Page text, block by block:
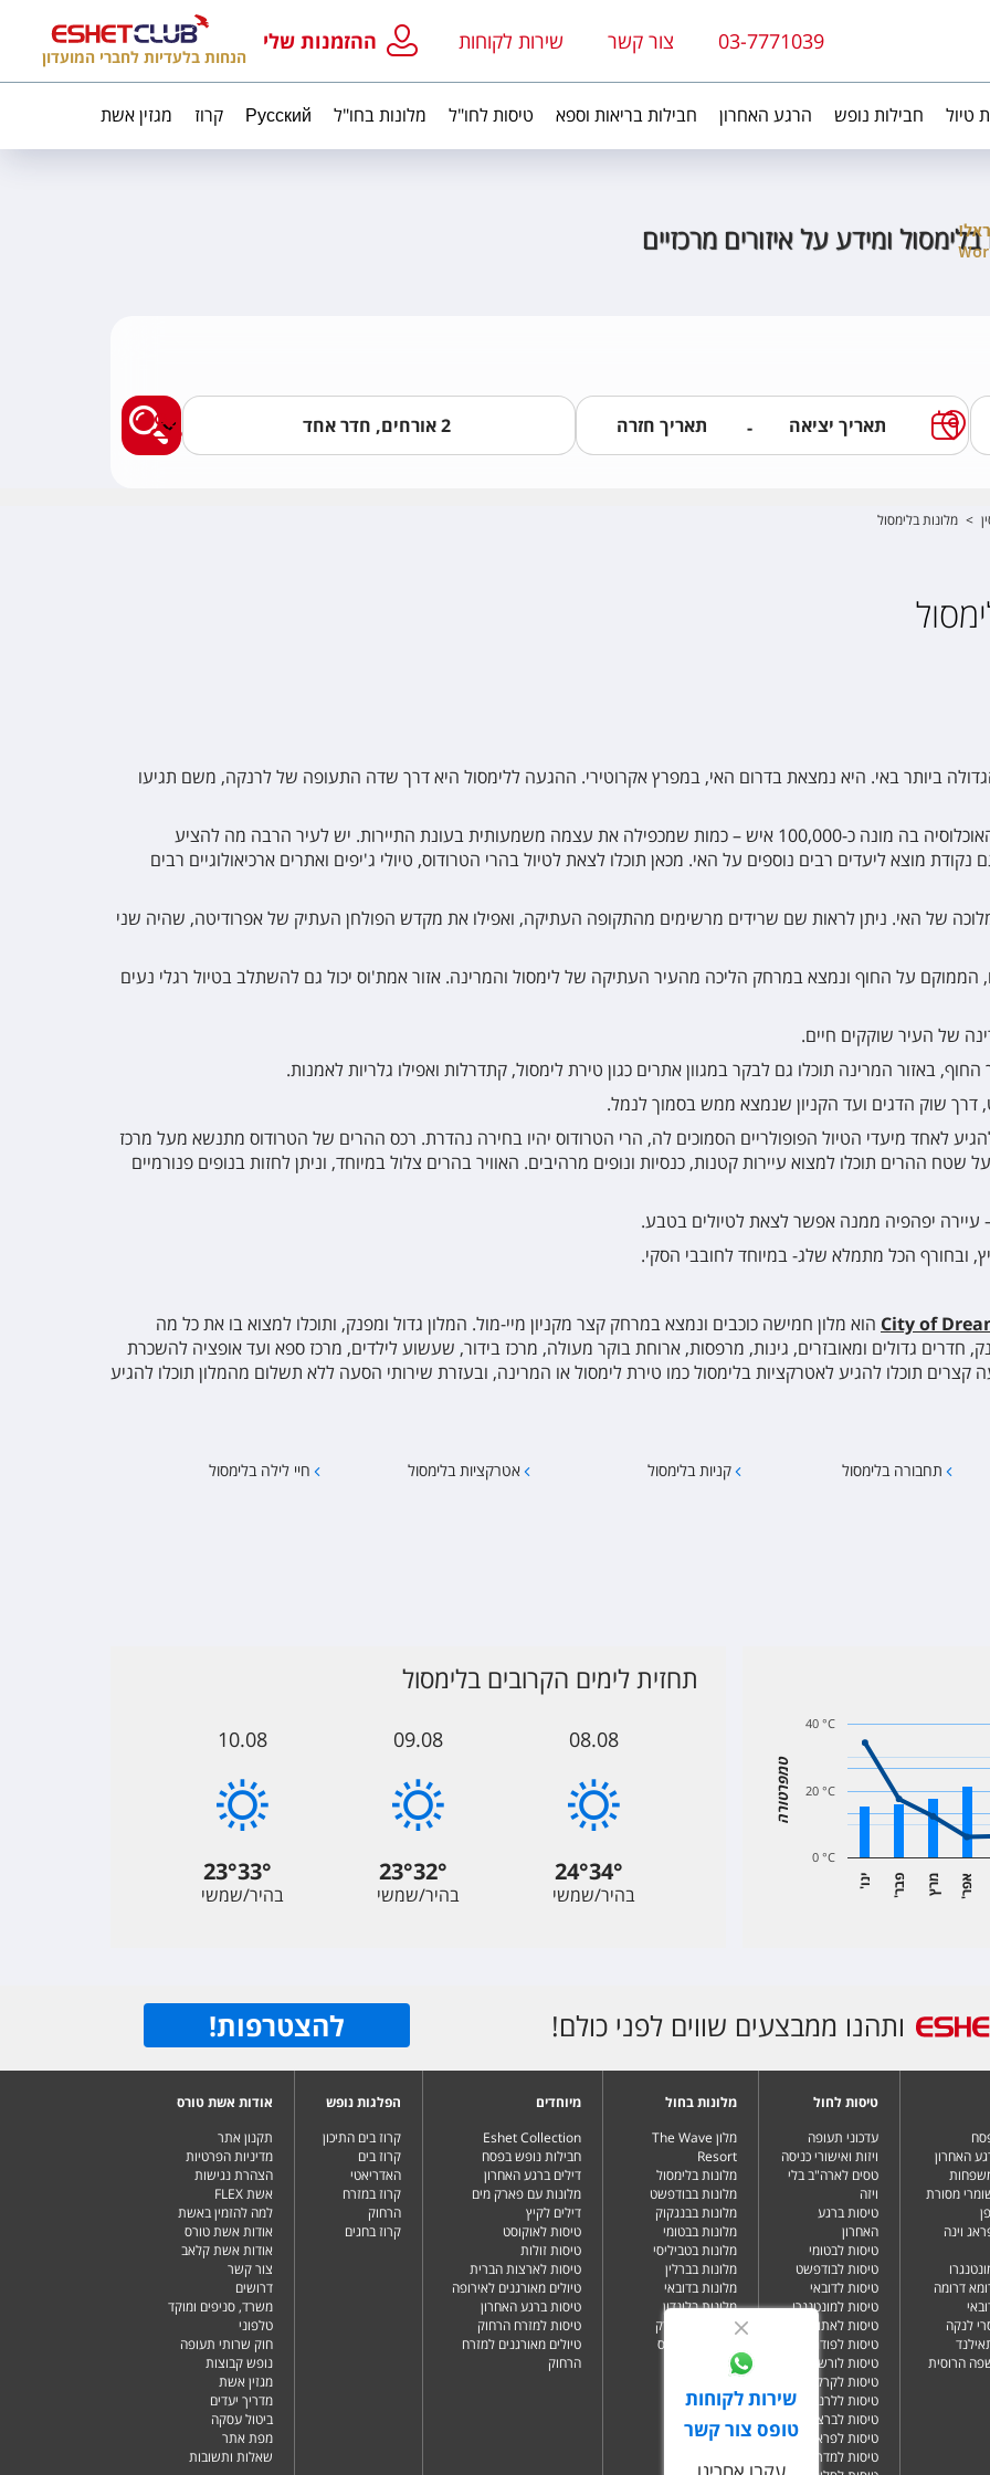
03-7771039 צור קשר שירות לקוחות ההזמנות שלי
הנחות בלעדיות לחברי המועדון
טיול חבילות נופש הרגע האחרון חבילות בריאות וספא טיסות לחו"ל מלונות בחו"ל Русский קרוז מגזין אשת
שירות לקוחות
טופס צור קשר
ומידע על איזורים מרכזיים
-
מצאו לי מלון
> מלונות בלימסול
ביותר באי. היא נמצאת בדרום האי, במפרץ אקרוטירי. ההגעה ללימסול היא דרך שדה התעופה של לרנקה, משם תגיעו
לימסול מהווה את המרכז התעשייתי והימי של קפריסין, והאוכלוסיה בה מונה כ-100,000 איש – כמות שמכפילה את עצמה משמעותית בעונת התיירות. יש לעיר הרבה מה להציע
מוצא ליעדים רבים נוספים על האי. מכאן תוכלו לצאת לטיול בהרי הטרודוס, טיולי ג'יפים ואתרים ארכיאולוגיים רבים
של האי. ניתן לראות שם שרידים מרשימים מהתקופה העתיקה, ואפילו את מקדש הפולחן העתיק של אפרודיטה, שהיה שני
הממוקם על החוף ונמצא במרחק הליכה מהעיר העתיקה של לימסול והמרינה. אזור אמת'וס יכול גם להשתלב בטיול רגלי נעים
של העיר שוקקים חיים.
באזור המרינה תוכלו גם לבקר במגוון אתרים כגון טירת לימסול, קתדרלות ואפילו גלריות לאמנות.
דרך שוק הדגים ועד הקניון שנמצא ממש בסמוך לנמל.
לאחד מיעדי הטיול הפופולריים הסמוכים לה, הרי הטרודוס יהיו בחירה נהדרת. רכס ההרים של הטרודוס מתנשא מעל מרכז
ההרים תוכלו למצוא עיירות קטנות, כנסיות ונופים מרהיבים. האוויר בהרים צלול במיוחד, וניתן לחזות בנופים פנורמיים
יפהפיה ממנה אפשר לצאת לטיולים בטבע.
ובחורף הכל מתמלא שלג- במיוחד לחובבי הסקי.
הוא מלון חמישה כוכבים ונמצא במרחק קצר מקניון מיי-מול. המלון גדול ומפנק, ותוכלו למצוא בו את כל מה
גדולים ומאובזרים, גינות, מרפסות, ארוחת בוקר מעולה, מרכז בידור, שעשוע לילדים, מרכז ספא ועד אופציה להשכרת
קצרים תוכלו להגיע לאטרקציות בלימסול כמו טירת לימסול או המרינה, ובעזרת שירותי הסעה ללא תשלום מהמלון תוכלו להגיע
תחבורה בלימסול קניות בלימסול אטרקציות בלימסול
חיי לילה בלימסול
'
י
נ
ו
'
פ
ב
ר מרץ
'
א
פ
ר
0 °C
20 °C
40 °C
טמפרטורה
תחזית לימים הקרובים בלימסול
08.08
34°
24°
בהיר/שמשי
09.08
32°
23°
בהיר/שמשי
10.08
33°
23°
בהיר/שמשי
ותהנו ממבצעים שווים לפני כולם! להצטרפות!
האחרון
מסורת
וינה
דרומה
לנקה
הרוסית
טיסות לחול
עדכוני תעופה
ויזות ואישורי כניסה
טסים לארה"ב בלי
ויזה
טיסות ברגע
האחרון
טיסות לבטומי
טיסות לבודפשט
טיסות לדובאי
טיסות למונטנגרו
טיסות לאתונה
טיסות לפודגוריצה
טיסות לורשה
טיסות לקרקוב
טיסות ללרנקה
טיסות לברצלונה
טיסות לפראג
טיסות למדריד
מלונות בחול
מלון The Wave
Resort
מלונות בלימסול
מלונות בבודפשט
מלונות בבנגקוק
מלונות בבטומי
מלונות בטביליסי
מלונות בברלין
מלונות בדובאי
מלונות בלונדון
מלונות בניו יורק
מלונות בפאפוס
מיוחדים
Eshet Collection
חבילות נופש בפסח
דילים ברגע האחרון
מלונות עם פארק מים
דילים לקיץ
טיסות לאוקוסט
טיסות זולות
טיסות לארצות הברית
טיולים מאורגנים לאירופה
טיסות ברגע האחרון
טיסות למזרח הרחוק
טיולים מאורגנים למזרח
הרחוק
הפלגות נופש
קרוז בים התיכון
קרוז בים
האדריאטי
קרוז במזרח
הרחוק
קרוז בחגים
אודות אשת טורס
תקנון אתר
מדיניות הפרטיות
הצהרת נגישות
אשת FLEX
למה להזמין באשת
אודות אשת טורס
אודות אשת קלאב
צור קשר
דרושים
משרד, סניפים ומוקד
טלפוני
חוק שרותי תעופה
נופש קבוצות
מגזין אשת
מדריך יעדים
ביטול עסקה
מפת אתר
שאלות ותשובות